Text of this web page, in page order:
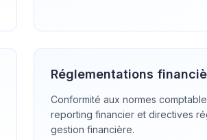
Réglementations
Conformité aux normes
reporting financier et directives
gestion financière.